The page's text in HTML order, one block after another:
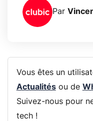
Par
Vous êtes un
Actualitésou de
Suivez-nous pour
tech !